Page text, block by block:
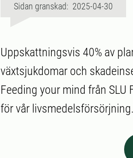
Sidan granskad: 2025-04-30
Uppskattningsvis 40% av
växtsjukdomar och
Feeding your mind från
för vår livsmedelsförsörjning.